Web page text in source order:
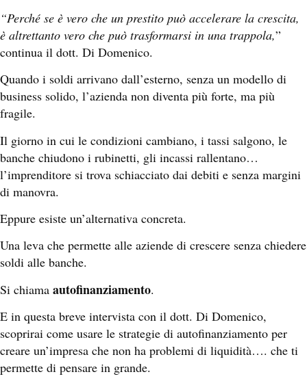
“Perché se è vero che un prestito può accelerare la crescita,
è altrettanto vero che può trasformarsi in una trappola,”
continua il dott. Di Domenico.
Quando i soldi arrivano dall’esterno, senza un modello di
business solido, l’azienda non diventa più forte, ma più
fragile.
Il giorno in cui le condizioni cambiano, i tassi salgono, le
banche chiudono i rubinetti, gli incassi rallentano…
l’imprenditore si trova schiacciato dai debiti e senza margini
di manovra.
Eppure esiste un’alternativa concreta.
Una leva che permette alle aziende di crescere senza chiedere
soldi alle banche.
Si chiama autofinanziamento.
E in questa breve intervista con il dott. Di Domenico,
scoprirai come usare le strategie di autofinanziamento per
creare un’impresa che non ha problemi di liquidità…. che ti
permette di pensare in grande.